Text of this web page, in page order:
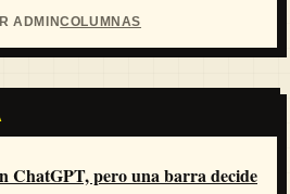
ADMINCOLUMNAS
ChatGPT, pero una barra decide